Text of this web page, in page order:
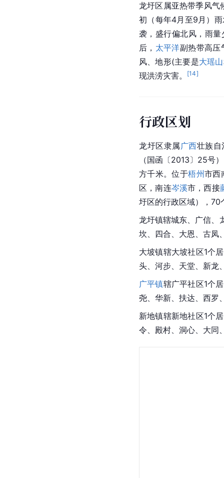
龙圩区属亚热带季风
初（每年4月至9月）
袭，盛行偏北风，雨
后， 太平洋副热带高压
风、地形(主要是大瑶山
现洪涝灾害。
[14]
行政区划
龙圩区隶属广西壮族自
（国函〔2013〕25号
方千米。位于梧州市西
区 ，南连岑溪市 ，西接
圩区的行政区域），70
龙圩镇辖城东、广信、
坎、四合、大恩、古凤
大坡镇辖大坡社区1个
头、河步、天堂、新龙
广平镇辖广平社区1个
尧、华新、扶达、西罗
新地镇辖新地社区1个
令、殿村、洞心、大同